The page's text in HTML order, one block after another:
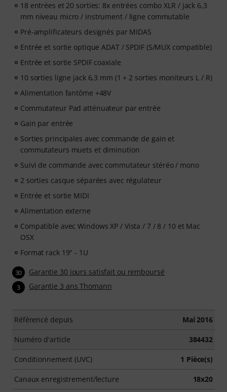
18 entrées et 20 sorties: 8x entrées combo XLR / jack 6,3
mm niveau micro / instrument / ligne commutable
Pré-amplificateurs designés par MIDAS
Entrée et sortie optique ADAT / SPDIF (S/MUX compatible)
Entrée et sortie SPDIF coaxiale
10 sorties ligne jack 6,3 mm (1 + 2 sorties moniteurs L / R)
Alimentation fantôme +48V
Commutateur Pad atténuateur par entrée
Gain par entrée
Sorties principales avec commande de gain et
commutateurs muets et diminution
Suivi de commande avec commutateur stéréo / mono
2 sorties casque séparées avec régulateur
Entrée et sortie MIDI
Alimentation externe
Compatible avec Windows XP / Vista / 7 / 8 / 10 et Mac
OSX
Format rack 19" - 1U
30 Garantie 30 jours satisfait ou remboursé
3 Garantie 3 ans Thomann
Référencé depuis Mai 2016
Numéro d'article 384432
Conditionnement (UVC) 1 Pièce(s)
Canaux enregistrement/lecture 18x20